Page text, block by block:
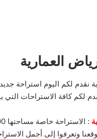
العمارية
نقدم لكم اليوم استراحة
كافة الاستراحات التي
وتعرفوا إلى أجمل